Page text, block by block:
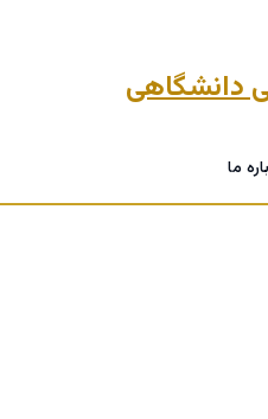
ما